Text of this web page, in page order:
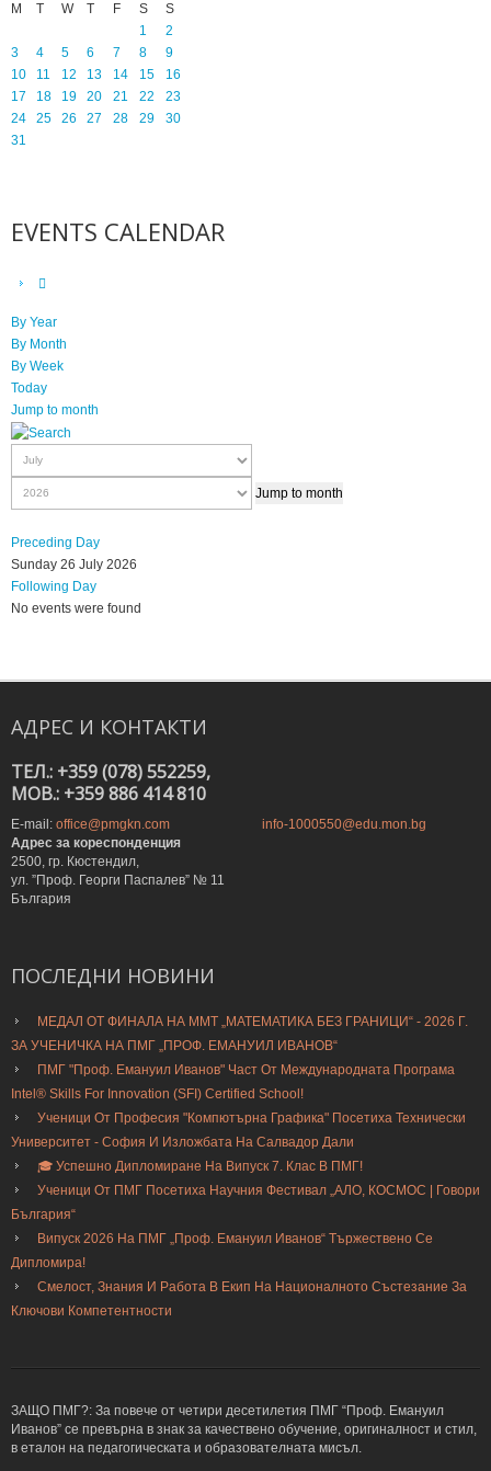
M
T W T F S
S
1
2
3
4 5 6 7 8
9
10
11 12 13 14 15
16
17
18 19 20 21 22
23
24
25 26 27 28 29
30
31
EVENTS CALENDAR
By Year
By Month
By Week
Today
Jump to month
Jump to month
Preceding Day
Sunday 26 July 2026
Following Day
No events were found
АДРЕС И КОНТАКТИ
ТЕЛ.: +359 (078) 552259,
MOB.: +359 886 414 810
E-mail: office@pmgkn.com
info-1000550@edu.mon.bg
Адрес за кореспонденция
2500, гр. Кюстендил,
ул. ”Проф. Георги Паспалев” № 11
България
ПОСЛЕДНИ НОВИНИ
МЕДАЛ ОТ ФИНАЛА НА ММТ „МАТЕМАТИКА БЕЗ ГРАНИЦИ“ - 2026 Г.
ЗА УЧЕНИЧКА НА ПМГ „ПРОФ. ЕМАНУИЛ ИВАНОВ“
ПМГ "Проф. Емануил Иванов" Част От Международната Програма
Intel® Skills For Innovation (SFI) Certified School!
Ученици От Професия "Компютърна Графика" Посетиха Технически
Университет - София И Изложбата На Салвадор Дали
🎓 Успешно Дипломиране На Випуск 7. Клас В ПМГ!
Ученици От ПМГ Посетиха Научния Фестивал „АЛО, КОСМОС | Говори
България“
Випуск 2026 На ПМГ „Проф. Емануил Иванов“ Тържествено Се
Дипломира!
Смелост, Знания И Работа В Екип На Националното Състезание За
Ключови Компетентности
ЗАЩО ПМГ?: За повече от четири десетилетия ПМГ “Проф. Емануил
Иванов” се превърна в знак за качествено обучение, оригиналност и стил,
в еталон на педагогическата и образователната мисъл.